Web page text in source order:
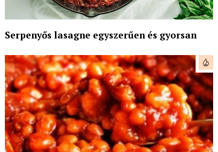
Serpenyős lasagne egyszerűen és gyorsan